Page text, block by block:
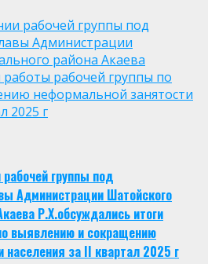
рабочей группы под
Администрации
района Акаева
работы рабочей группы по
неформальной занятости
2025 г
группы под
Администрации Шатойского
Р.Х.обсуждались итоги
выявлению и сокращению
за II квартал 2025 г